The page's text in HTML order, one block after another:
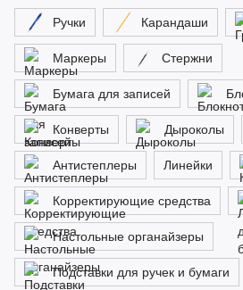
Ручки Карандаши
Маркеры Стержни
Бумага для записей
Конверты Дыроколы
Антистеплеры Линейки
Корректирующие средства
Настольные органайзеры
Подставки для ручек и бумаги